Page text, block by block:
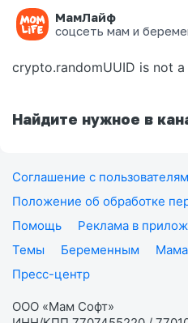
МамЛайф
соцсеть мам и
Ошибка на
crypto.randomUUID is not
Найдите нужное в
Соглашение с
Положение об обработке
Помощь
Реклама в
Темы
Беременным
Пресс-центр
ООО «Мам Софт»